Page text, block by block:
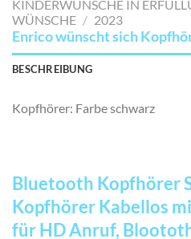
KINDERWÜNSCHE IN
WÜNSCHE / 2023
Enrico wünscht sich
BESCHREIBUNG
Kopfhörer: Farbe schwarz
Bluetooth Kopfhörer
Kopfhörer Kabellos
für HD Anruf,